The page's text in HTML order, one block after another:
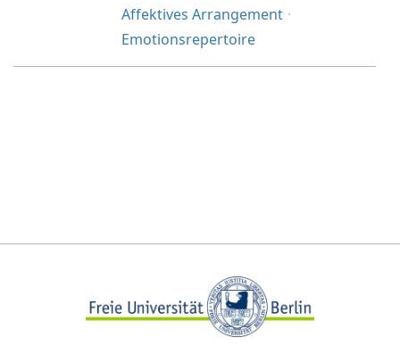
Affektives Arrangement
Emotionsrepertoire